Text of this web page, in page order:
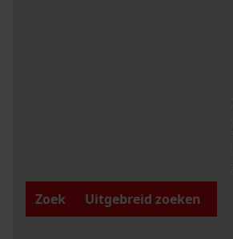
Zoek
Uitgebreid zoeken